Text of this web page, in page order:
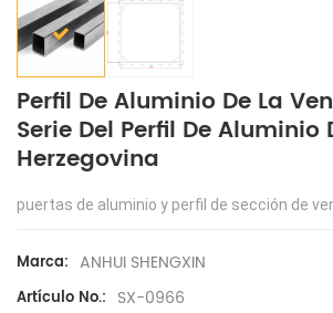
Perfil De Aluminio De La
Serie Del Perfil De Aluminio
Herzegovina
puertas de aluminio y perfil de sección de
Marca: ANHUI SHENGXIN
Artículo No.: SX-0966